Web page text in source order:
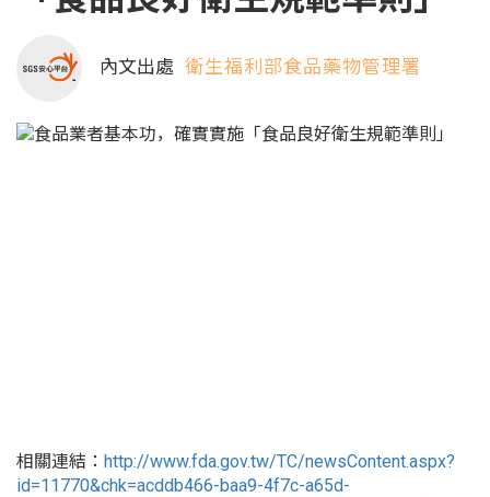
內文出處 衛生福利部食品藥物管理署
相關連結： http://www.fda.gov.tw/TC/newsContent.aspx?
id=11770&chk=acddb466-baa9-4f7c-a65d-